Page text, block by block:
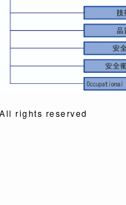
rights reserved